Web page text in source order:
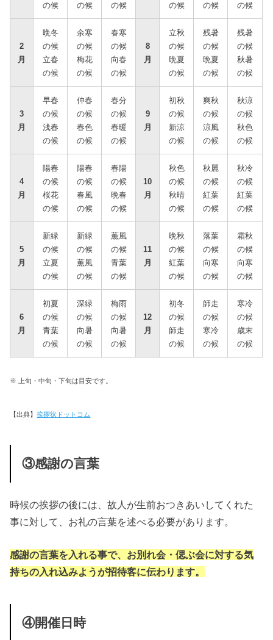
の候
の候
の候
の候
の候
の候
2
月
晩冬
の候
立春
の候
余寒
の候
梅花
の候
春寒
の候
向春
の候
8
月
立秋
の候
晩夏
の候
残暑
の候
晩夏
の候
残暑
の候
秋暑
の候
3
月
早春
の候
浅春
の候
仲春
の候
春色
の候
春分
の候
春暖
の候
9
月
初秋
の候
新涼
の候
爽秋
の候
涼風
の候
秋涼
の候
秋色
の候
4
月
陽春
の候
桜花
の候
陽春
の候
春風
の候
春陽
の候
晩春
の候
10
月
秋色
の候
秋晴
の候
秋麗
の候
紅葉
の候
秋冷
の候
紅葉
の候
5
月
新緑
の候
立夏
の候
新緑
の候
薫風
の候
薫風
の候
青葉
の候
11
月
晩秋
の候
紅葉
の候
落葉
の候
向寒
の候
霜秋
の候
向寒
の候
6
月
初夏
の候
青葉
の候
深緑
の候
向暑
の候
梅雨
の候
向暑
の候
12
月
初冬
の候
師走
の候
師走
の候
寒冷
の候
寒冷
の候
歳末
の候
※ 上旬・中旬・下旬は目安です。
【出典】挨拶状ドットコム
③感謝の言葉
時候の挨拶の後には、故人が生前おつきあいしてくれた
事に対して、お礼の言葉を述べる必要があります。
感謝の言葉を入れる事で、お別れ会・偲ぶ会に対する気
持ちの入れ込みようが招待客に伝わります。
④開催日時